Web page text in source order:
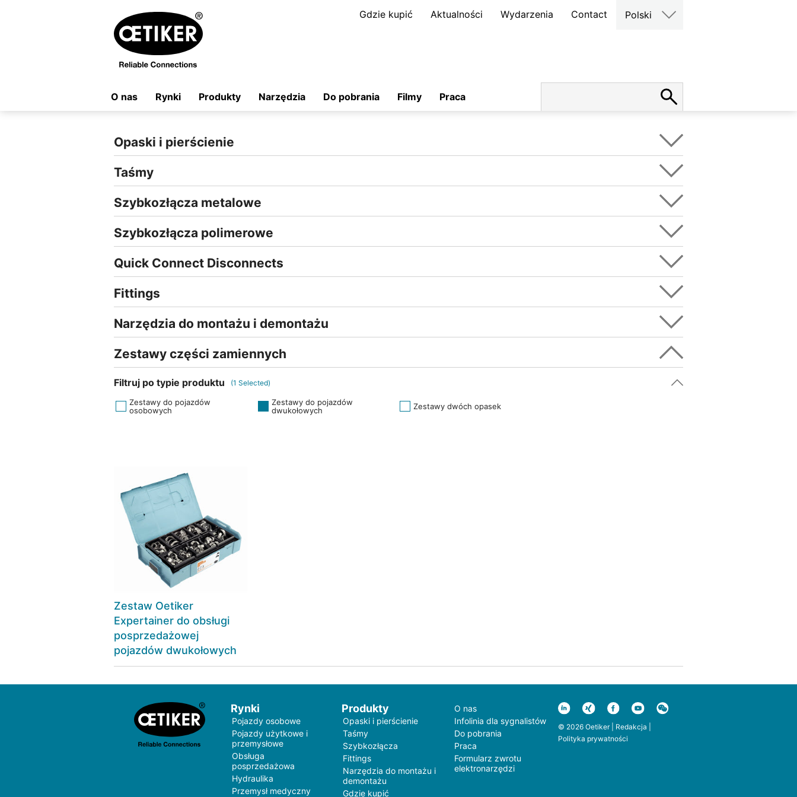
Gdzie kupić Aktualności Wydarzenia Contact Polski
O nas Rynki Produkty Narzędzia Do pobrania Filmy Praca
Opaski i pierścienie
Taśmy
Szybkozłącza metalowe
Szybkozłącza polimerowe
Quick Connect Disconnects
Fittings
Narzędzia do montażu i demontażu
Zestawy części zamiennych
Filtruj po typie produktu (1 Selected)
Zestawy do pojazdów
osobowych
Zestawy do pojazdów
dwukołowych
Zestawy dwóch opasek
Zestaw Oetiker
Expertainer do obsługi
posprzedażowej
pojazdów dwukołowych
Rynki
Pojazdy osobowe
Pojazdy użytkowe i
przemysłowe
Obsługa
posprzedażowa
Hydraulika
Przemysł medyczny
Produkty
Opaski i pierścienie
Taśmy
Szybkozłącza
Fittings
Narzędzia do montażu i
demontażu
Gdzie kupić
O nas
Infolinia dla sygnalistów
Do pobrania
Praca
Formularz zwrotu
elektronarzędzi
© 2026 Oetiker | Redakcja
Polityka prywatności